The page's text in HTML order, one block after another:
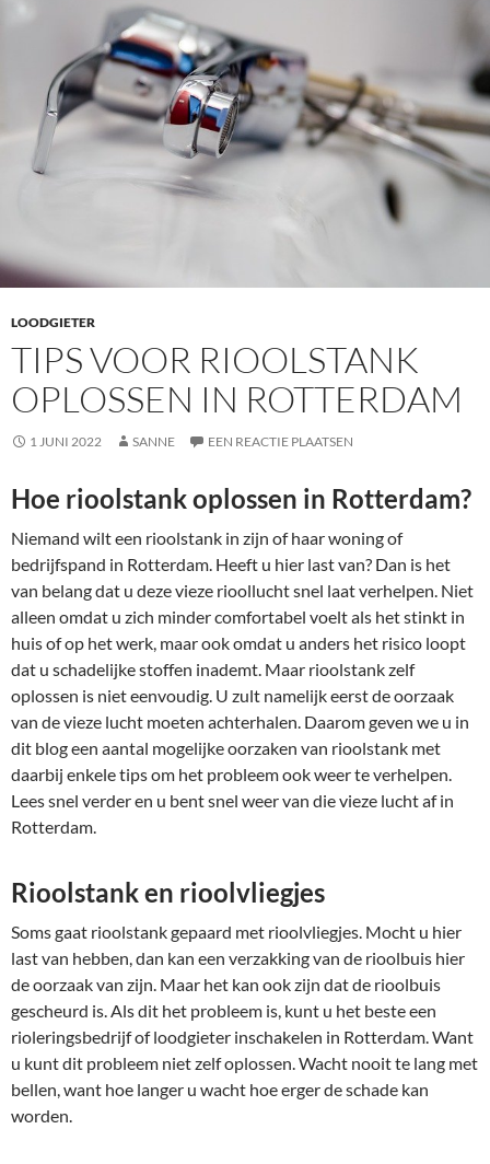
LOODGIETER
TIPS VOOR RIOOLSTANK
OPLOSSEN IN ROTTERDAM
1 JUNI 2022 SANNE EEN REACTIE PLAATSEN
Hoe rioolstank oplossen in Rotterdam?
Niemand wilt een rioolstank in zijn of haar woning of
bedrijfspand in Rotterdam. Heeft u hier last van? Dan is het
van belang dat u deze vieze rioollucht snel laat verhelpen. Niet
alleen omdat u zich minder comfortabel voelt als het stinkt in
huis of op het werk, maar ook omdat u anders het risico loopt
dat u schadelijke stoffen inademt. Maar rioolstank zelf
oplossen is niet eenvoudig. U zult namelijk eerst de oorzaak
van de vieze lucht moeten achterhalen. Daarom geven we u in
dit blog een aantal mogelijke oorzaken van rioolstank met
daarbij enkele tips om het probleem ook weer te verhelpen.
Lees snel verder en u bent snel weer van die vieze lucht af in
Rotterdam.
Rioolstank en rioolvliegjes
Soms gaat rioolstank gepaard met rioolvliegjes. Mocht u hier
last van hebben, dan kan een verzakking van de rioolbuis hier
de oorzaak van zijn. Maar het kan ook zijn dat de rioolbuis
gescheurd is. Als dit het probleem is, kunt u het beste een
rioleringsbedrijf of loodgieter inschakelen in Rotterdam. Want
u kunt dit probleem niet zelf oplossen. Wacht nooit te lang met
bellen, want hoe langer u wacht hoe erger de schade kan
worden.